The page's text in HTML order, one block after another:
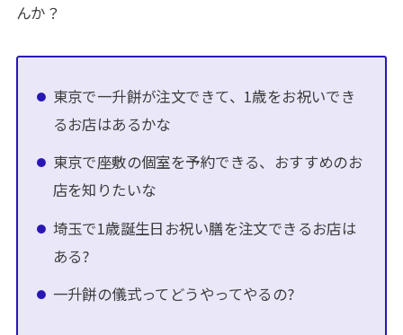
んか？
東京で一升餅が注文できて、1歳をお祝いでき
るお店はあるかな
東京で座敷の個室を予約できる、おすすめのお
店を知りたいな
埼玉で1歳誕生日お祝い膳を注文できるお店は
ある?
一升餅の儀式ってどうやってやるの?